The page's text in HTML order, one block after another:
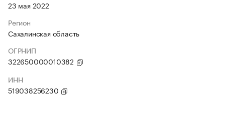
23 мая 2022
Регион
Сахалинская область
ОГРНИП
322650000010382
ИНН
519038256230